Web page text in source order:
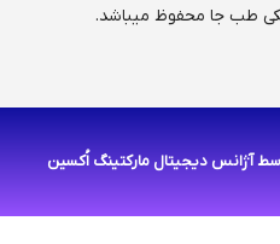
طب جا محفوظ میباشد.
آژانس دیجیتال مارکتینگ اُکسین